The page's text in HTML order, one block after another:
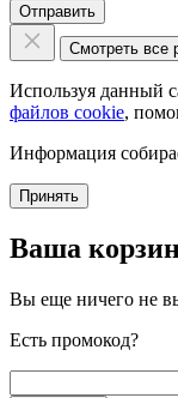
Отправить
Смотреть все
Используя данный
файлов cookie,
Информация
Принять
Ваша
Вы еще ничего не
Есть промокод?